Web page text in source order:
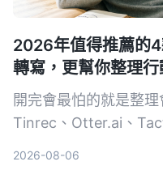
2026年值得推薦的
轉寫，更幫你整理
開完會最怕的就是整
Tinrec、Otter.ai、
2026-08-06